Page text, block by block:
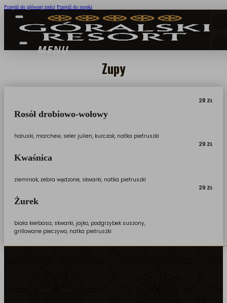
Przejdź do głównej treści Przejdź do stopki
Zupy
Rosół drobiowo-wołowy
hałuski, marchew, seler julien, kurczak, natka pietruszki
28 ZŁ
Kwaśnica
ziemniak, żebra wędzone, skwarki, natka pietruszki
29 ZŁ
Żurek
biała kiełbasa, skwarki, jajko, podgrzybek suszony,
grillowane pieczywo, natka pietruszki
29 ZŁ